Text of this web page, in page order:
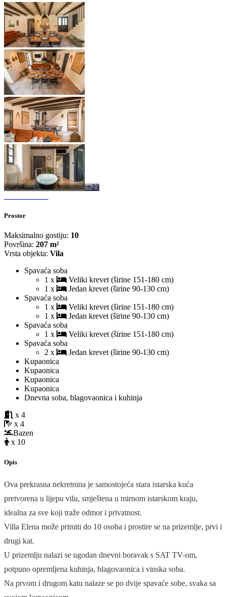
+23
Prostor
Maksimalno gostiju: 10
Površina: 207 m²
Vrsta objekta: Vila
Spavaća soba
1 x
Veliki krevet (širine 151-180 cm)
1 x
Jedan krevet (širine 90-130 cm)
Spavaća soba
1 x
Veliki krevet (širine 151-180 cm)
1 x
Jedan krevet (širine 90-130 cm)
Spavaća soba
1 x
Veliki krevet (širine 151-180 cm)
Spavaća soba
2 x
Jedan krevet (širine 90-130 cm)
Kupaonica
Kupaonica
Kupaonica
Kupaonica
Dnevna soba, blagovaonica i kuhinja
x 4
x 4
Bazen
x 10
Opis
Ova prekrasna nekretnina je samostojeća stara istarska kuća
pretvorena u lijepu vilu, smještena u mirnom istarskom kraju,
idealna za sve koji traže odmor i privatnost.
Villa Elena može primiti do 10 osoba i prostire se na prizemlje, prvi i
drugi kat.
U prizemlju nalazi se ugodan dnevni boravak s SAT TV-om,
potpuno opremljena kuhinja, blagovaonica i vinska soba.
Na prvom i drugom katu nalaze se po dvije spavaće sobe, svaka sa